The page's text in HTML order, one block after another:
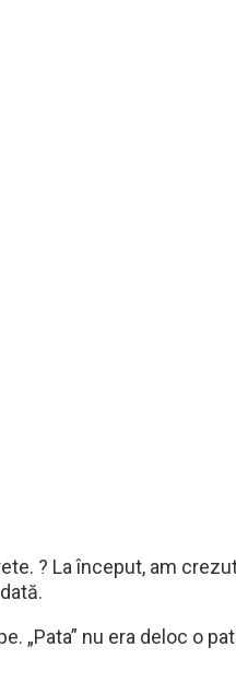
? La început, am
„Pata” nu era deloc o